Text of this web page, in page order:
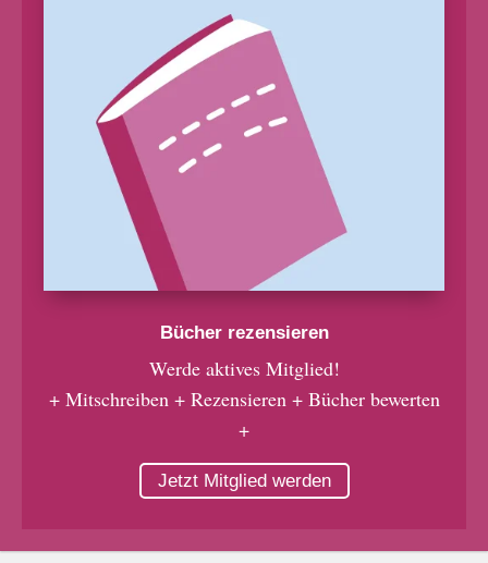
Bücher rezensieren
Werde aktives Mitglied!
+ Mitschreiben + Rezensieren + Bücher bewerten
+
Jetzt Mitglied werden